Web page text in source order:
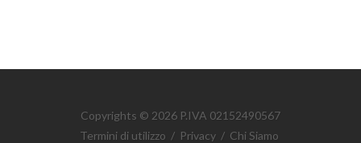
Copyrights © 2026 P.IVA 02152490567
Termini di utilizzo / Privacy / Chi Siamo